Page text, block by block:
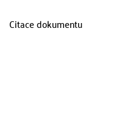
Citace dokumentu